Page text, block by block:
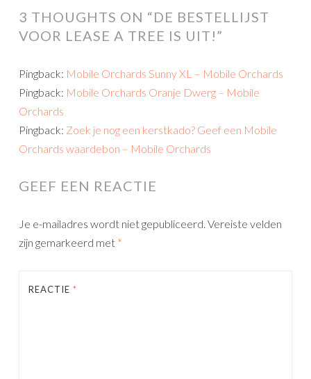
3 THOUGHTS ON “DE BESTELLIJST
VOOR LEASE A TREE IS UIT!”
Pingback: Mobile Orchards Sunny XL – Mobile Orchards
Pingback: Mobile Orchards Oranje Dwerg – Mobile
Orchards
Pingback: Zoek je nog een kerstkado? Geef een Mobile
Orchards waardebon – Mobile Orchards
GEEF EEN REACTIE
Je e-mailadres wordt niet gepubliceerd. Vereiste velden
zijn gemarkeerd met *
REACTIE *